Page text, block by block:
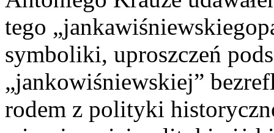
tego
symboliki, uproszczeń
„jankowiśniewskiej”
rodem z polityki